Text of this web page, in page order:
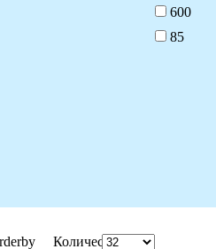
600
85
Количество: